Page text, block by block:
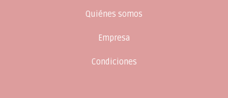
Quiénes somos
Empresa
Condiciones